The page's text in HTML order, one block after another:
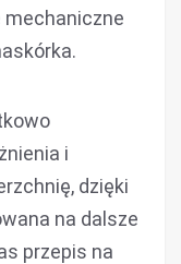
mechaniczne
i
dzięki
na dalsze
przepis na